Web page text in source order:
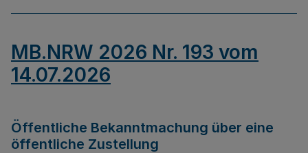
MB.NRW 2026 Nr. 193 vom
14.07.2026
Öffentliche Bekanntmachung über eine
öffentliche Zustellung